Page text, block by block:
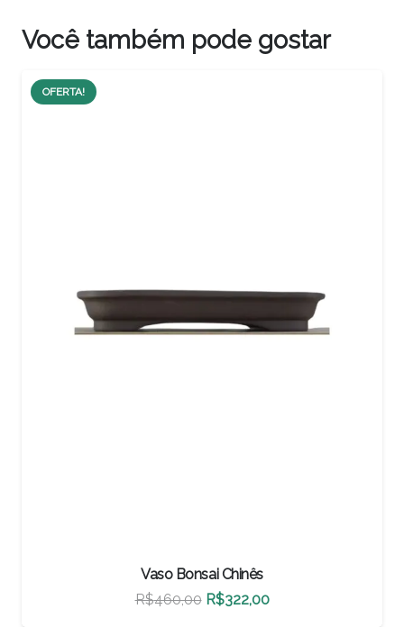
Você também pode gostar
OFERTA!
Vaso Bonsai Chinês
R$460,00 O
R$322,00O